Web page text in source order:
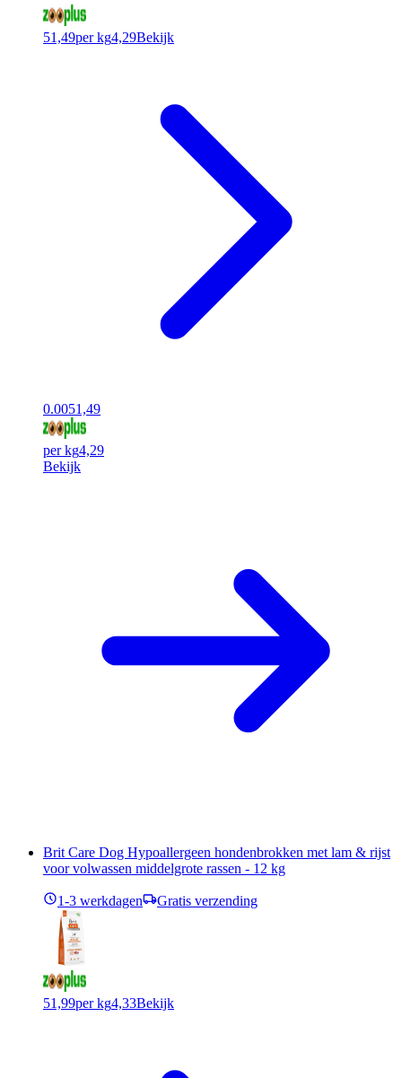
51,49per kg4,29Bekijk
0.0051,49
per kg4,29
Bekijk
Brit Care Dog Hypoallergeen hondenbrokken met lam & rijst
voor volwassen middelgrote rassen - 12 kg
1-3 werkdagen Gratis verzending
51,99per kg4,33Bekijk